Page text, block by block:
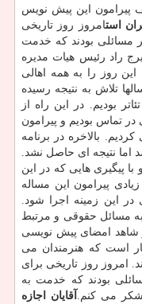
پیرامون این پیش نویس
استامروز روز تاریخی
مسائلی بودند كه خدمت
راد رئیس هیات مدیره
روز را به همه اهالی
تلاش به نتیجه رسیده
بودیم. در این راه از
تماس بودیم و پیرامون
بالاخره در برنامه
نتیجه ای حاصل نشد.
با پیگیری هایی كه در این
پیرامون این مساله
این زمینه اجرا شود.
مسائل حقوقی و مرتبط
شاهد امضای پیش نویسی
است كه هنرمندان می
امروز روز تاریخی برای
بودند كه خدمت به
می كنم.
آقایان اجازه